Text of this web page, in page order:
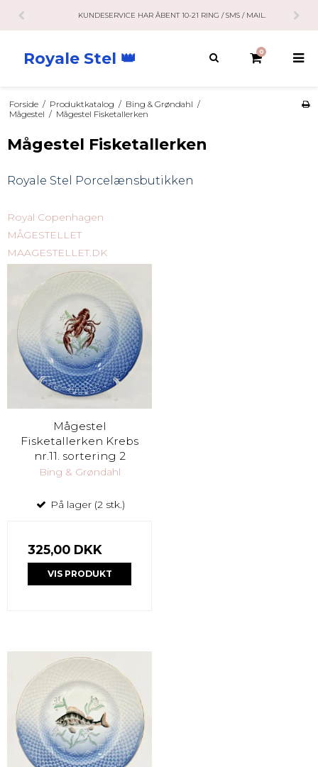
KUNDESERVICE HAR ÅBENT 10-21 RING / SMS / MAIL.
Royale Stel 👑 0
Forside / Produktkatalog / Bing & Grøndahl /
Mågestel / Mågestel Fisketallerken
Mågestel Fisketallerken
Royale Stel Porcelænsbutikken
Royal Copenhagen
MÅGESTELLET
MAAGESTELLET.DK
Mågestel
Fisketallerken Krebs
nr.11. sortering 2
Bing & Grøndahl
På lager (2 stk.)
325,00 DKK
VIS PRODUKT